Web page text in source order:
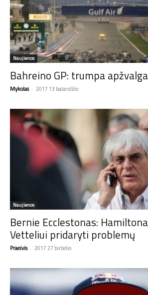
Naujienos
Bahreino GP: trumpa apžvalga
Mykolas - 2017 13 balandžio
Naujienos
Bernie Ecclestonas:
Vetteliui pridaryti problemų
Praeivis - 2017 27 birželio